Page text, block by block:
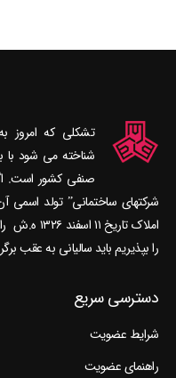
تشکلی که امروز
صنفی کشور است.
را بپذیریم باید سالیانی به عقب
دسترسی سریع
شرایط عضویت
راهنمای عضویت